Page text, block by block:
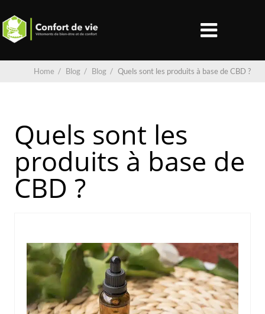
Home / Blog / Blog / Quels sont les produits à base de CBD ?
Quels sont les
produits à base de
CBD ?